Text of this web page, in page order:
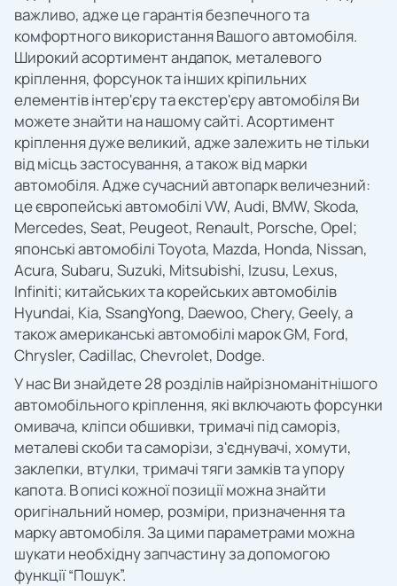
важливо, адже це гарантія безпечного та
комфортного використання Вашого автомобіля.
Широкий асортимент андапок, металевого
кріплення, форсунок та інших кріпильних
елементів інтер'єру та екстер'єру автомобіля Ви
можете знайти на нашому сайті. Асортимент
кріплення дуже великий, адже залежить не тільки
від місць застосування, а також від марки
автомобіля. Адже сучасний автопарк величезний:
це європейські автомобілі VW, Audi, BMW, Skoda,
Mercedes, Seat, Peugeot, Renault, Porsche, Opel;
японські автомобілі Toyota, Mazda, Honda, Nissan,
Acura, Subaru, Suzuki, Mitsubishi, Izusu, Lexus,
Infiniti; китайських та корейських автомобілів
Hyundai, Kia, SsangYong, Daewoo, Chery, Geely, а
також американські автомобілі марок GM, Ford,
Chrysler, Cadillac, Chevrolet, Dodge.
У нас Ви знайдете 28 розділів найрізноманітнішого
автомобільного кріплення, які включають форсунки
омивача, кліпси обшивки, тримачі під саморіз,
металеві скоби та саморізи, з'єднувачі, хомути,
заклепки, втулки, тримачі тяги замків та упору
капота. В описі кожної позиції можна знайти
оригінальний номер, розміри, призначення та
марку автомобіля. За цими параметрами можна
шукати необхідну запчастину за допомогою
функції “Пошук”.